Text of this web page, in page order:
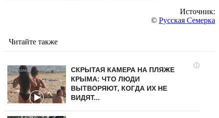
Источник:
© Русская Семерка
Читайте также
i
СКРЫТАЯ КАМЕРА НА ПЛЯЖЕ
КРЫМА: ЧТО ЛЮДИ
ВЫТВОРЯЮТ, КОГДА ИХ НЕ
ВИДЯТ...